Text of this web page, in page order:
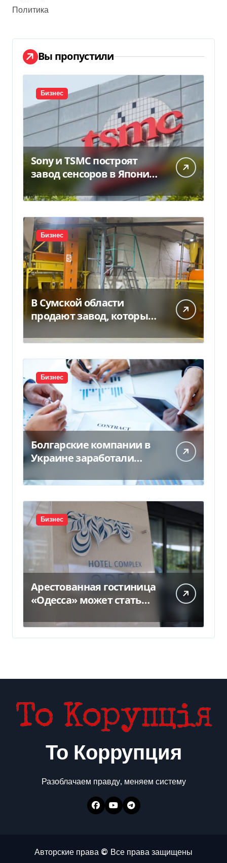
Политика
Вы пропустили
Бизнес
Sony и TSMC построят
завод сенсоров в Японии
за $6,4 млрд
Бизнес
В Сумской области
продают завод, который
продает 90% товаров за
границу
Бизнес
Болгарские компании в
Украине заработали
кто в лидерах
Бизнес
Арестованная гостиница
«Одесса» может стать
То Коррупция
Разоблачаем правду, меняем систему
Авторские права © Все права защищены